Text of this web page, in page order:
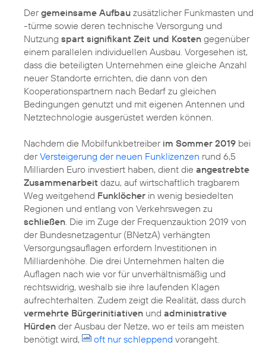
Dergemeinsame Aufbau zusätzlicher Funkmasten und
-türme sowie deren technische Versorgung und
Nutzung spart signifikant Zeit und Kosten gegenüber
einem parallelen individuellen Ausbau. Vorgesehen ist,
dass die beteiligten Unternehmen eine gleiche Anzahl
neuer Standorte errichten, die dann von den
Kooperationspartnern nach Bedarf zu gleichen
Bedingungen genutzt und mit eigenen Antennen und
Netztechnologie ausgerüstet werden können.
Nachdem die Mobilfunkbetreiber im Sommer 2019 bei
derVersteigerung der neuen Funklizenzen rund 6,5
Milliarden Euro investiert haben, dient die angestrebte
Zusammenarbeit dazu, auf wirtschaftlich tragbarem
Weg weitgehend Funklöcher in wenig besiedelten
Regionen und entlang von Verkehrswegen zu
schließen . Die im Zuge der Frequenzauktion 2019 von
der Bundesnetzagentur (BNetzA) verhängten
Versorgungsauflagen erfordern Investitionen in
Milliardenhöhe. Die drei Unternehmen halten die
Auflagen nach wie vor für unverhältnismäßig und
rechtswidrig, weshalb sie ihre laufenden Klagen
aufrechterhalten. Zudem zeigt die Realität, dass durch
vermehrte Bürgerinitiativen und administrative
Hürden der Ausbau der Netze, wo er teils am meisten
benötigt wird,
oft nur schleppend vorangeht.